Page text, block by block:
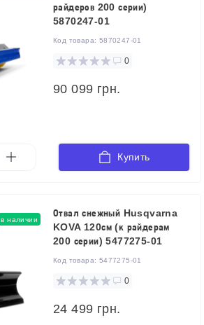
райдеров 200 серии)
5870247-01
Код товара: 5870247-01
0
90 099 грн.
Купить
в наличии
Отвал снежный Husqvarna
KOVA 120см (к райдерам
200 серии) 5477275-01
Код товара: 5477275-01
0
24 499 грн.